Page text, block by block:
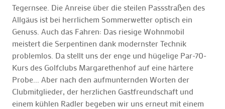
Tegernsee. Die Anreise über die steilen Passstraßen des
Allgäus ist bei herrlichem Sommerwetter optisch ein
Genuss. Auch das Fahren: Das riesige Wohnmobil
meistert die Serpentinen dank modernster Technik
problemlos. Da stellt uns der enge und hügelige Par-70-
Kurs des Golfclubs Margarethenhof auf eine härtere
Probe... Aber nach den aufmunternden Worten der
Clubmitglieder, der herzlichen Gastfreundschaft und
einem kühlen Radler begeben wir uns erneut mit einem